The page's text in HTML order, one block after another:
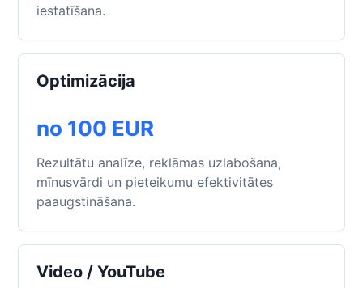
iestatīšana.
Optimizācija
no 100 EUR
Rezultātu analīze, reklāmas uzlabošana,
mīnusvārdi un pieteikumu efektivitātes
paaugstināšana.
Video / YouTube